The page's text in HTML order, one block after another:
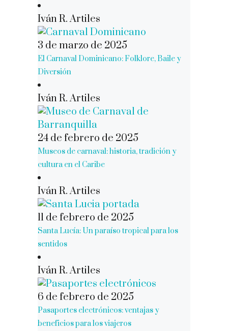
Iván R. Artiles
3 de marzo de 2025
El Carnaval Dominicano: Folklore, Baile y
Diversión
Iván R. Artiles
24 de febrero de 2025
Museos de carnaval: historia, tradición y
cultura en el Caribe
Iván R. Artiles
11 de febrero de 2025
Santa Lucía: Un paraíso tropical para los
sentidos
Iván R. Artiles
6 de febrero de 2025
Pasaportes electrónicos: ventajas y
beneficios para los viajeros